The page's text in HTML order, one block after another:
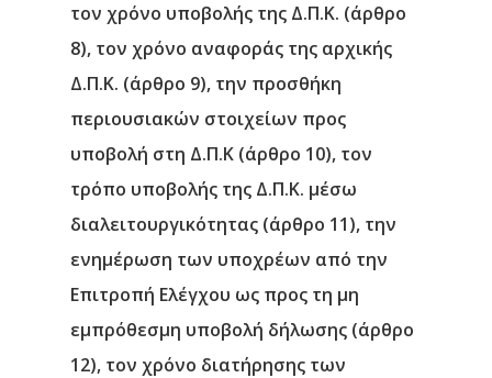
τον χρόνο υποβολής της Δ.Π.Κ. (άρθρο
8), τον χρόνο αναφοράς της αρχικής
Δ.Π.Κ. (άρθρο 9), την προσθήκη
περιουσιακών στοιχείων προς
υποβολή στη Δ.Π.Κ (άρθρο 10), τον
τρόπο υποβολής της Δ.Π.Κ. μέσω
διαλειτουργικότητας (άρθρο 11), την
ενημέρωση των υποχρέων από την
Επιτροπή Ελέγχου ως προς τη μη
εμπρόθεσμη υποβολή δήλωσης (άρθρο
12), τον χρόνο διατήρησης των